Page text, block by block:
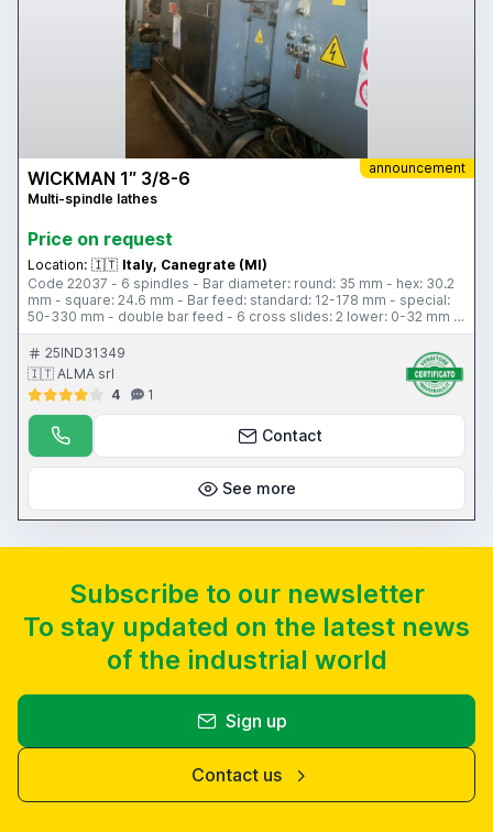
announcement
WICKMAN 1″ 3/8-6
Multi-spindle lathes
Price on request
Location: 🇮🇹 Italy, Canegrate (MI)
Code 22037 - 6 spindles - Bar diameter: round: 35 mm - hex: 30.2
mm - square: 24.6 mm - Bar feed: standard: 12-178 mm - special:
50-330 mm - double bar feed - 6 cross slides: 2 lower: 0-32 mm -
2 upper: 0-48 mm - 2 intermediate: 0-22 mm - Spindle speed: 132-
2000 rpm - Pickup - Pipe cover - Chip conveyor - Pipe + stand
25IND31349
🇮🇹 ALMA srl
4
1
Contact
See more
Subscribe to our newsletter
To stay updated on the latest news
of the industrial world
Sign up
Contact us